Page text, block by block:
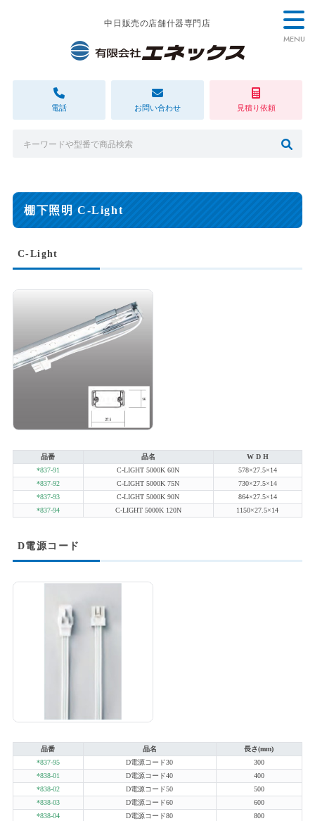
中日販売の店舗什器専門店
電話 お問い合わせ 見積り依頼
MENU
棚下照明 C-Light
C-Light
品番 品名
W D H
*837-91
C-LIGHT 5000K 60N
578×27.5×14
*837-92
C-LIGHT 5000K 75N
730×27.5×14
*837-93
C-LIGHT 5000K 90N
864×27.5×14
*837-94
C-LIGHT 5000K 120N 1150×27.5×14
D電源コード
品番 品名
長さ(mm)
*837-95
D電源コード30
300
*838-01
D電源コード40
400
*838-02
D電源コード50
500
*838-03
D電源コード60
600
*838-04
D電源コード80
800